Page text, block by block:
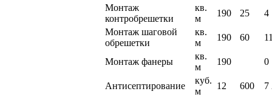
Монтаж
контробрешетки
кв.
м
190 25
4
Монтаж шаговой
обрешетки
кв.
м
190 60
Монтаж фанеры
кв.
м
190 0
Антисептирование
куб.
м
12 600 7